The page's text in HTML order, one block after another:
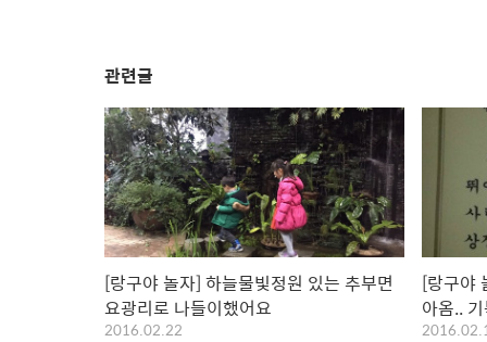
관련글
[랑구야 놀자] 하늘물빛정원 있는 추부면
요광리로 나들이했어요
2016.02.22
[랑구야
아옴..